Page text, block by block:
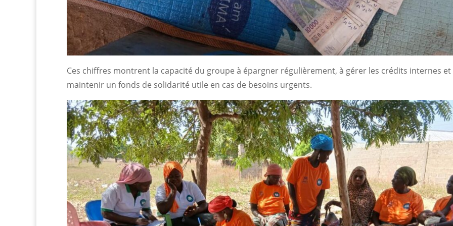
Ces chiffres montrent la capacité du groupe à épargner régulièrement, à gérer les crédits internes et
maintenir un fonds de solidarité utile en cas de besoins urgents.